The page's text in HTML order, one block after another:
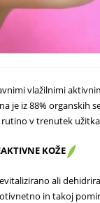
vlažilnimi
je iz 88%
rutino v trenutek
KOŽE
ali
in takoj